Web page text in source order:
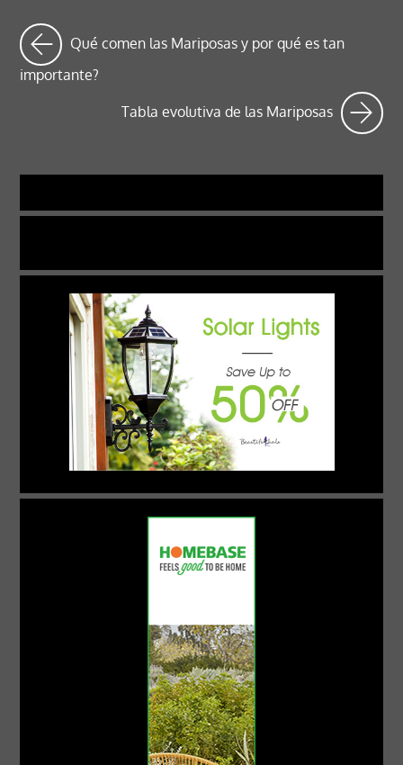
Qué comen las Mariposas y por qué es tan
importante?
Tabla evolutiva de las Mariposas